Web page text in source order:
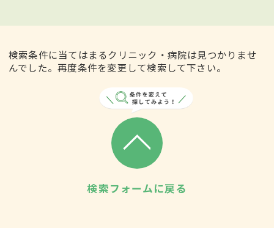
検索条件に当てはまるクリニック・病院は見つかりませ
んでした。再度条件を変更して検索して下さい。
検索フォームに戻る